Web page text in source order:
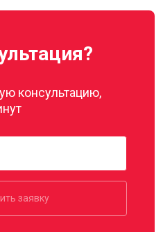
консультацию,
заявку